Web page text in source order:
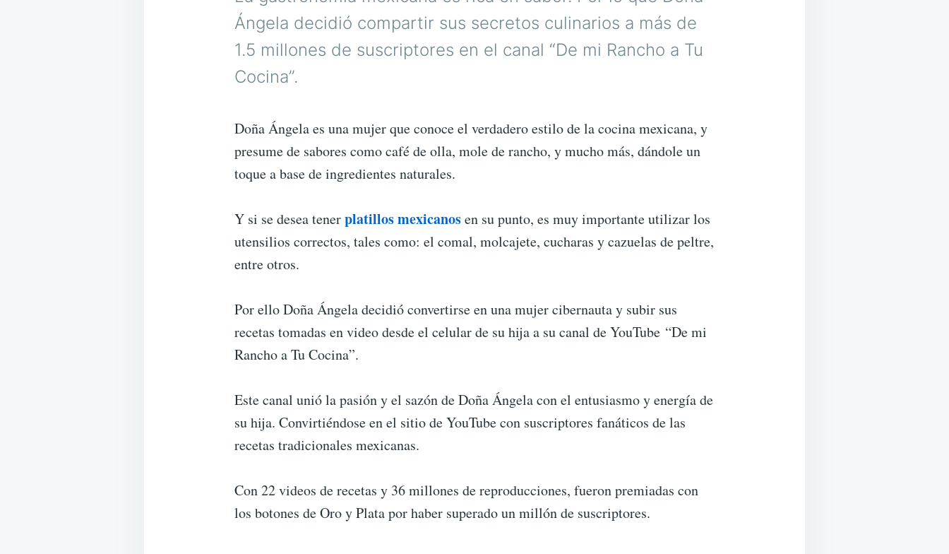
Ángela decidió compartir sus secretos culinarios a más de
1.5 millones de suscriptores en el canal “De mi Rancho a Tu
Cocina”.
Doña Ángela es una mujer que conoce el verdadero estilo de la cocina mexicana, y
presume de sabores como café de olla, mole de rancho, y mucho más, dándole un
toque a base de ingredientes naturales.
Y si se desea tenerplatillos mexicanosen su punto, es muy importante utilizar los
utensilios correctos, tales como: el comal, molcajete, cucharas y cazuelas de peltre,
entre otros.
Por ello Doña Ángela decidió convertirse en una mujer cibernauta y subir sus
recetas tomadas en video desde el celular de su hija a su canal de YouTube “De mi
Rancho a Tu Cocina”.
Este canal unió la pasión y el sazón de Doña Ángela con el entusiasmo y energía de
su hija. Convirtiéndose en el sitio de YouTube con suscriptores fanáticos de las
recetas tradicionales mexicanas.
Con 22 videos de recetas y 36 millones de reproducciones, fueron premiadas con
los botones de Oro y Plata por haber superado un millón de suscriptores.